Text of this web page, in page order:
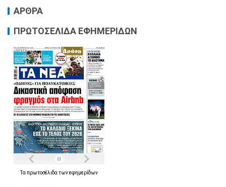
ΑΡΘΡΑ
ΠΡΩΤΟΣΕΛΙΔΑ ΕΦΗΜΕΡΙΔΩΝ
Τα πρωτοσέλιδα τωνεφημερίδων